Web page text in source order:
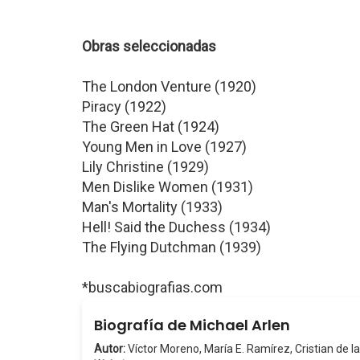
Obras seleccionadas
The London Venture (1920)
Piracy (1922)
The Green Hat (1924)
Young Men in Love (1927)
Lily Christine (1929)
Men Dislike Women (1931)
Man's Mortality (1933)
Hell! Said the Duchess (1934)
The Flying Dutchman (1939)
*buscabiografias.com
Biografía de Michael Arlen
Autor:Víctor Moreno, María E. Ramírez, Cristian de